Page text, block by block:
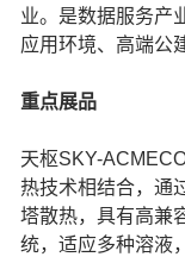
业。是数据服务产
应用环境、高端公
重点展品
天枢SKY-
热技术相结合，通
塔散热，具有高兼
统，适应多种溶液